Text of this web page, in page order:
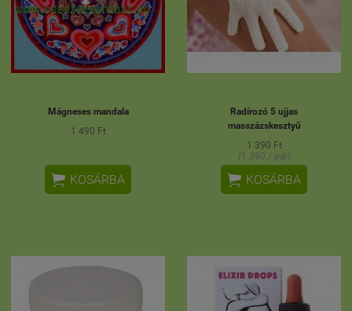
Mágneses mandala
1 490 Ft
 KOSÁRBA
Radírozó 5 ujjas
masszázskesztyű
1 390 Ft
(1 390 / pár)
 KOSÁRBA